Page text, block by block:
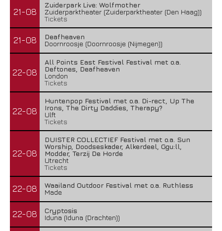
21-08
Zuiderpark Live: Wolfmother
Zuiderparktheater (Zuiderparktheater (Den Haag))
Tickets
21-08
Deafheaven
Doornroosje (Doornroosje (Nijmegen))
22-08
All Points East Festival Festival met o.a.
Deftones, Deafheaven
London
Tickets
22-08
Huntenpop Festival met o.a. Di-rect, Up The
Irons, The Dirty Daddies, Therapy?
Ulft
Tickets
22-08
DUISTER COLLECTIEF Festival met o.a. Sun
Worship, Doodseskader, Alkerdeel, Ggu:ll,
Modder, Terzij De Horde
Utrecht
Tickets
22-08
Waailand Outdoor Festival met o.a. Ruthless
Made
22-08
Cryptosis
Iduna (Iduna (Drachten))